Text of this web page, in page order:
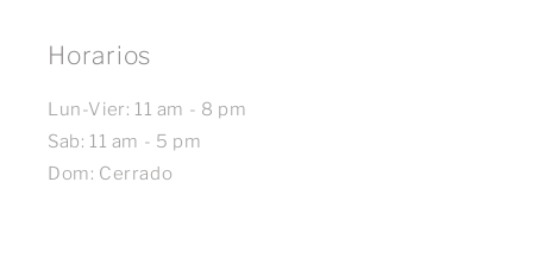
Horarios
Lun-Vier: 11 am - 8 pm
Sab: 11 am - 5 pm
Dom: Cerrado